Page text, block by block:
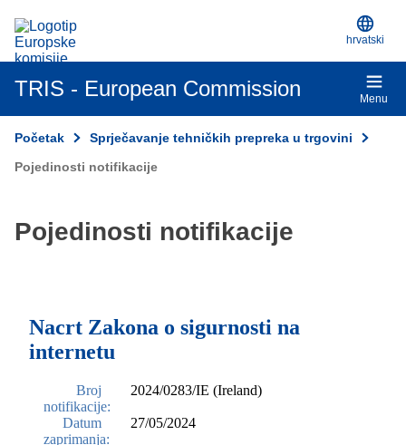
Skip to main content
hrvatski
TRIS - European Commission Menu
Početak
Sprječavanje tehničkih prepreka u trgovini
Pojedinosti notifikacije
Pojedinosti notifikacije
Nacrt Zakona o sigurnosti na
internetu
Broj
notifikacije:
2024/0283/IE (Ireland)
Datum
zaprimanja:
27/05/2024